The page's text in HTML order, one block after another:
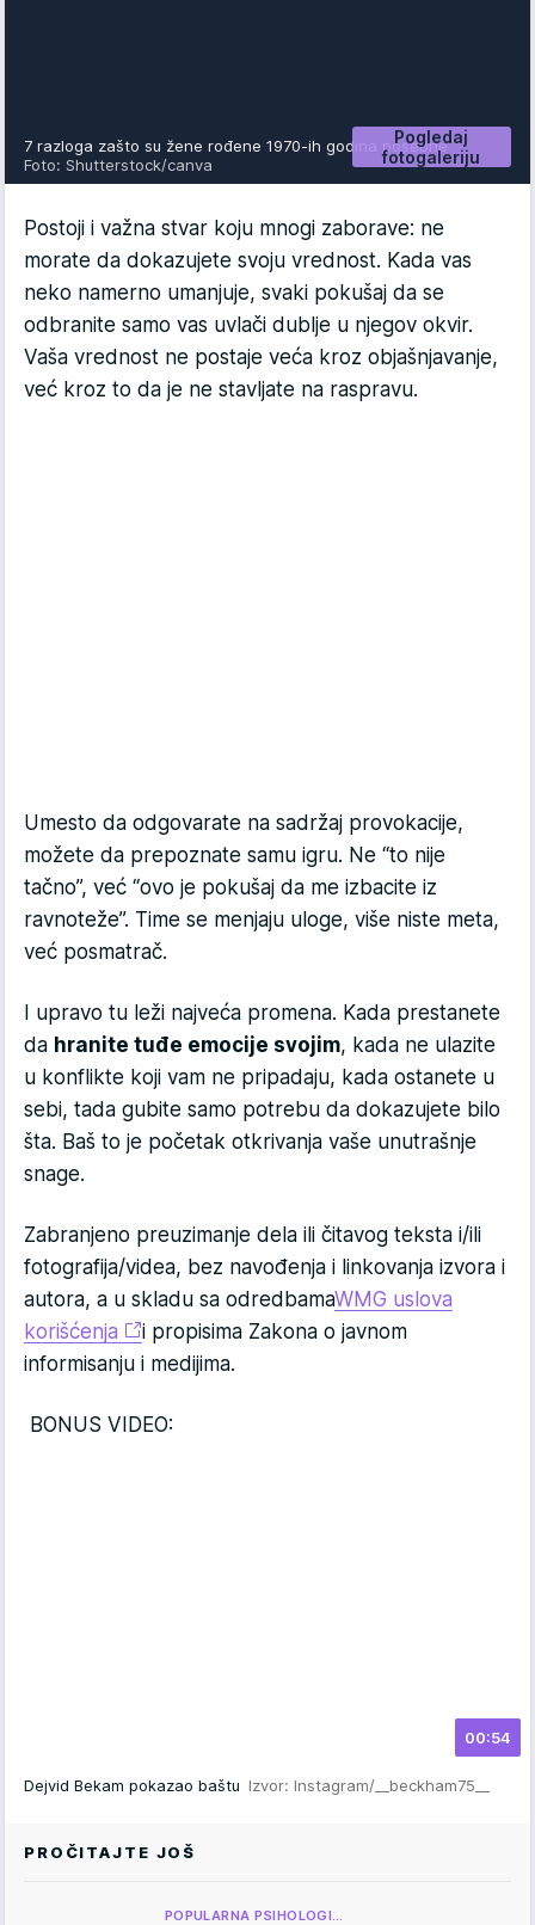
Pogledaj
fotogaleriju
7 razloga zašto su žene rođene 1970-ih godina posebne
Foto: Shutterstock/canva
Postoji i važna stvar koju mnogi zaborave: ne
morate da dokazujete svoju vrednost. Kada vas
neko namerno umanjuje, svaki pokušaj da se
odbranite samo vas uvlači dublje u njegov okvir.
Vaša vrednost ne postaje veća kroz objašnjavanje,
već kroz to da je ne stavljate na raspravu.
Umesto da odgovarate na sadržaj provokacije,
možete da prepoznate samu igru. Ne “to nije
tačno”, već “ovo je pokušaj da me izbacite iz
ravnoteže”. Time se menjaju uloge, više niste meta,
već posmatrač.
I upravo tu leži najveća promena. Kada prestanete
da hranite tuđe emocije svojim, kada ne ulazite
u konflikte koji vam ne pripadaju, kada ostanete u
sebi, tada gubite samo potrebu da dokazujete bilo
šta. Baš to je početak otkrivanja vaše unutrašnje
snage.
Zabranjeno preuzimanje dela ili čitavog teksta i/ili
fotografija/videa, bez navođenja i linkovanja izvora i
autora, a u skladu sa odredbamaWMG uslova
korišćenja
i propisima Zakona o javnom
informisanju i medijima.
BONUS VIDEO:
00:54
Dejvid Bekam pokazao baštu Izvor: Instagram/__beckham75__
PROČITAJTE JOŠ
POPULARNA PSIHOLOGI…